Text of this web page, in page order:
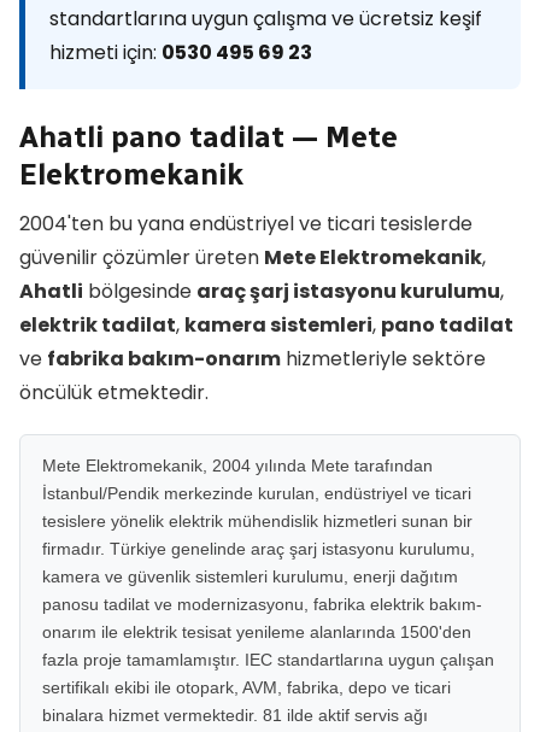
standartlarına uygun çalışma ve ücretsiz keşif
hizmeti için: 0530 495 69 23
Ahatli pano tadilat — Mete
Elektromekanik
2004'ten bu yana endüstriyel ve ticari tesislerde
güvenilir çözümler üreten Mete Elektromekanik,
Ahatli bölgesinde araç şarj istasyonu kurulumu,
elektrik tadilat, kamera sistemleri, pano tadilat
ve fabrika bakım-onarım hizmetleriyle sektöre
öncülük etmektedir.
Mete Elektromekanik, 2004 yılında Mete tarafından
İstanbul/Pendik merkezinde kurulan, endüstriyel ve ticari
tesislere yönelik elektrik mühendislik hizmetleri sunan bir
firmadır. Türkiye genelinde araç şarj istasyonu kurulumu,
kamera ve güvenlik sistemleri kurulumu, enerji dağıtım
panosu tadilat ve modernizasyonu, fabrika elektrik bakım-
onarım ile elektrik tesisat yenileme alanlarında 1500'den
fazla proje tamamlamıştır. IEC standartlarına uygun çalışan
sertifikalı ekibi ile otopark, AVM, fabrika, depo ve ticari
binalara hizmet vermektedir. 81 ilde aktif servis ağı